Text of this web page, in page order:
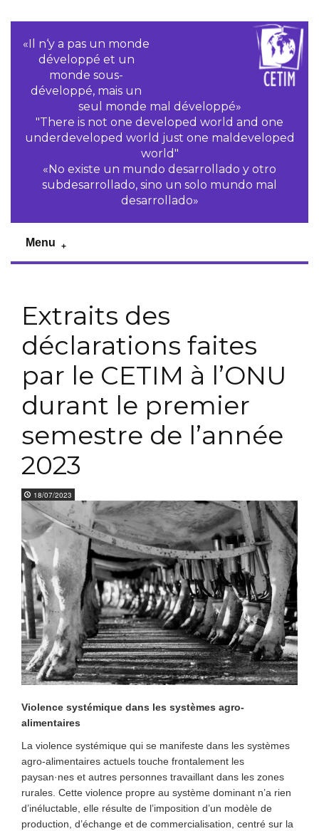
«Il n‘y a pas un monde
développé et un
monde sous-
développé, mais un
seul monde mal développé»
"There is not one developed world and one
underdeveloped world just one maldeveloped
world"
«No existe un mundo desarrollado y otro
subdesarrollado, sino un solo mundo mal
desarrollado»
Menu
Extraits des
déclarations faites
par le CETIM à l’ONU
durant le premier
semestre de l’année
2023
18/07/2023
Violence systémique dans les systèmes agro-
alimentaires
La violence systémique qui se manifeste dans les systèmes
agro-alimentaires actuels touche frontalement les
paysan·nes et autres personnes travaillant dans les zones
rurales. Cette violence propre au système dominant n’a rien
d’inéluctable, elle résulte de l’imposition d’un modèle de
production, d’échange et de commercialisation, centré sur la